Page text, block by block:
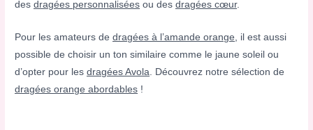
desdragées personnalisées ou desdragées cœur.
Pour les amateurs dedragées à l’amande orange, il est aussi
possible de choisir un ton similaire comme le jaune soleil ou
d’opter pour lesdragées Avola. Découvrez notre sélection de
dragées orange abordables !